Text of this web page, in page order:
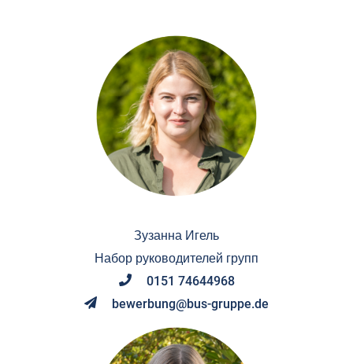
Зузанна Игель
Набор руководителей групп
0151 74644968
bewerbung@bus-gruppe.de